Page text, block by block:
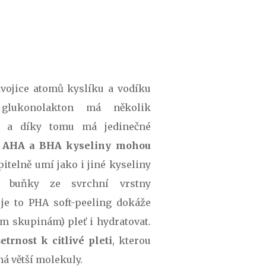
atomů kyslíku a vodíku
má několik
a díky tomu má jedinečné
AHA a BHA kyseliny mohou
umí jako i jiné kyseliny
buňky ze svrchní vrstny
to PHA soft-peeling dokáže
skupinám) pleť i hydratovat.
k citlivé pleti, kterou
větší molekuly.